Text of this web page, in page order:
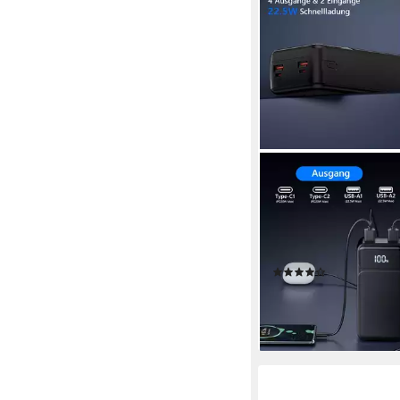
PDGRID
50000mAh 22.5W
Große Kapazität
Powerbank 23A
Anschlüsse, für
iPad
(11)
30,99 € UVP36,99 €
lieferbar - in 3-4